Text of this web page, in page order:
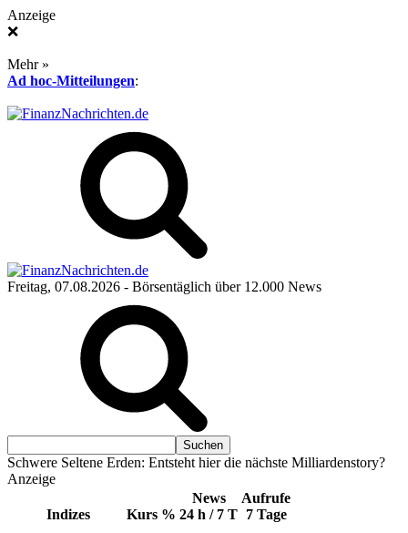
Anzeige
❌
Mehr »
Ad hoc-Mitteilungen:
Freitag, 07.08.2026 - Börsentäglich über 12.000 News
Schwere Seltene Erden: Entsteht hier die nächste Milliardenstory?
Anzeige
Indizes Kurs %
News
24 h / 7 T
Aufrufe
7 Tage